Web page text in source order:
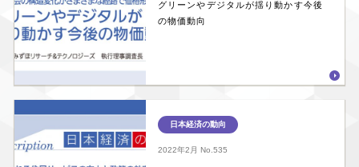
グリーンやデジタルが揺り動かす今後
の物価動向
日本経済の動向
2022年2月 No.535